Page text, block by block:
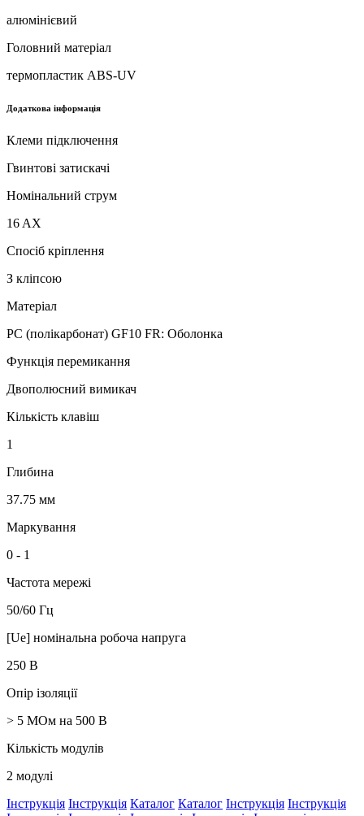
алюмінієвий
Головний матеріал
термопластик ABS-UV
Додаткова інформація
Клеми підключення
Гвинтові затискачі
Номінальний струм
16 AX
Спосіб кріплення
З кліпсою
Матеріал
PC (полікарбонат) GF10 FR: Оболонка
Функція перемикання
Двополюсний вимикач
Кількість клавіш
1
Глибина
37.75 мм
Маркування
0 - 1
Частота мережі
50/60 Гц
[Ue] номінальна робоча напруга
250 В
Опір ізоляції
> 5 МОм на 500 В
Кількість модулів
2 модулі
Інструкція Інструкція Каталог Каталог Інструкція Інструкція